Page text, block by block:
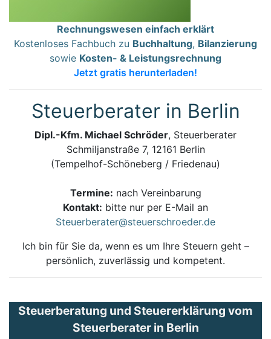
Rechnungswesen einfach erklärt
Kostenloses Fachbuch zu Buchhaltung, Bilanzierung
sowie Kosten- & Leistungsrechnung
Jetzt gratis herunterladen!
Steuerberater in Berlin
Dipl.-Kfm. Michael Schröder, Steuerberater
Schmiljanstraße 7, 12161 Berlin
(Tempelhof-Schöneberg / Friedenau)
Termine: nach Vereinbarung
Kontakt: bitte nur per E-Mail an
Steuerberater@steuerschroeder.de
Ich bin für Sie da, wenn es um Ihre Steuern geht –
persönlich, zuverlässig und kompetent.
Steuerberatung und Steuererklärung vom
Steuerberater in Berlin